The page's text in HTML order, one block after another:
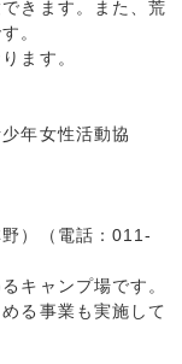
きます。また、荒
。
ます。
年女性活動協
）（電話：011-
キャンプ場です。
る事業も実施して